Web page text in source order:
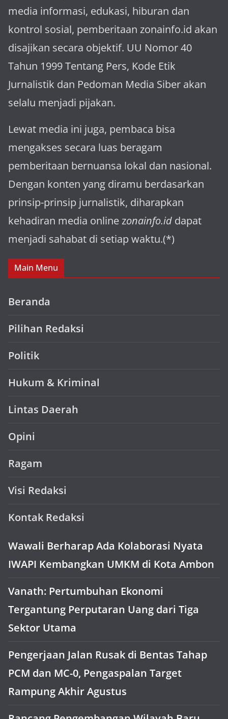
media informasi, edukasi, hiburan dan
kontrol sosial, pemberitaan zonainfo.id akan
disajikan secara objektif. UU Nomor 40
Tahun 1999 Tentang Pers, Kode Etik
Jurnalistik dan Pedoman Media Siber akan
selalu menjadi pijakan.
Lewat media ini juga, pembaca bisa
mengakses secara luas beragam
pemberitaan bernuansa lokal dan nasional.
Dengan konten yang diramu berdasarkan
prinsip-prinsip jurnalistik, diharapkan
kehadiran media online zonainfo.id dapat
menjadi sahabat di setiap waktu.(*)
Main Menu
Beranda
Pilihan Redaksi
Politik
Hukum & Kriminal
Lintas Daerah
Opini
Ragam
Visi Redaksi
Kontak Redaksi
Wawali Berharap Ada Kolaborasi Nyata
IWAPI Kembangkan UMKM di Kota Ambon
Vanath: Pertumbuhan Ekonomi
Tergantung Perputaran Uang dari Tiga
Sektor Utama
Pengerjaan Jalan Rusak di Bentas Tahap
PCM dan MC-0, Pengaspalan Target
Rampung Akhir Agustus